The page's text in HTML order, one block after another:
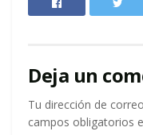
Deja un
Tu dirección de
campos obligatorios